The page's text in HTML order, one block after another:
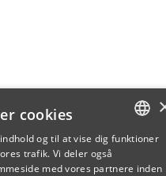
cookies
og til at vise dig funktioner
trafik. Vi deler også
med vores partnere inden